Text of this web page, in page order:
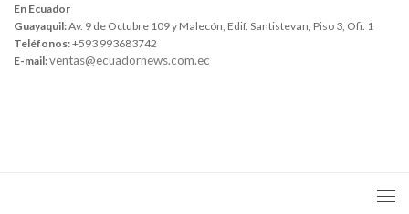
En Ecuador
Guayaquil:Av. 9 de Octubre 109 y Malecón, Edif. Santistevan, Piso 3, Ofi. 1
Teléfonos:+593 993683742
E-mail:ventas@ecuadornews.com.ec